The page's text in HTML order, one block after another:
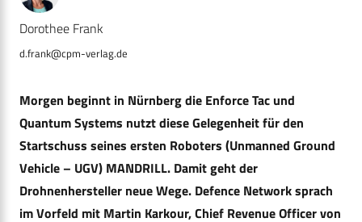
Dorothee Frank
d.frank@cpm-verlag.de
Morgen beginnt in Nürnberg die Enforce Tac und
Quantum Systems nutzt diese Gelegenheit für den
Startschuss seines ersten Roboters (Unmanned Ground
Vehicle – UGV) MANDRILL. Damit geht der
Drohnenhersteller neue Wege. Defence Network sprach
im Vorfeld mit Martin Karkour, Chief Revenue Officer von